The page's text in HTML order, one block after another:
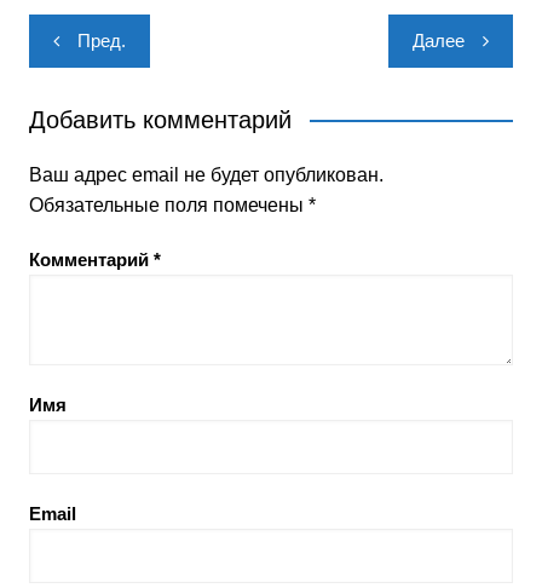
Навигация
по
записям
Пред. Далее
Добавить комментарий
Ваш адрес email не будет опубликован.
Обязательные поля помечены *
Комментарий *
Имя
Email